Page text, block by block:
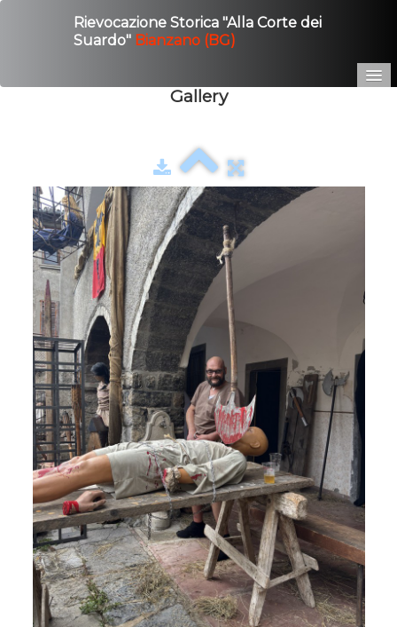
Rievocazione Storica "Alla Corte dei
Suardo" Bianzano (BG)
Contatto
Gallery